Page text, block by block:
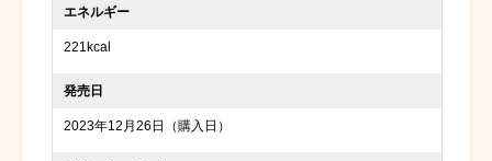
エネルギー
221kcal
発売日
2023年12月26日（購入日）